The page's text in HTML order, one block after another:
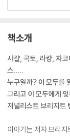
책소개
샤걀, 콕토, 라캉, 자
스.....
누구일까? 이 모두를
그리고 이 모두에게
저널리스트 브리지트
이야기는 저자 브리